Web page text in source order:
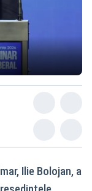
Ilie Bolojan, a